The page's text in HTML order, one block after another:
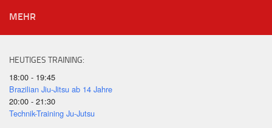
MEHR
HEUTIGES TRAINING:
18:00 - 19:45
Brazilian Jiu-Jitsu ab 14 Jahre
20:00 - 21:30
Technik-Training Ju-Jutsu